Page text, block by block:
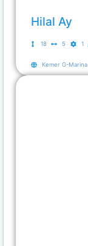
Hilal Ay
18 5 1
Kemer G-Marina